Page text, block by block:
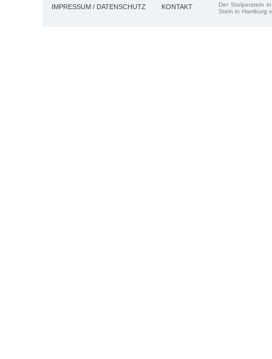
IMPRESSUM / DATENSCHUTZ KONTAKT
Der Stolperstein
Stein in Hamburg